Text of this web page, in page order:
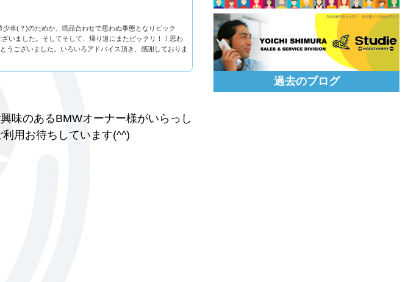
車(？)のためか、現品合わせで思わぬ事態となりビック
いました。そしてそして、帰り道にまたビックリ！！思わ
うございました。いろいろアドバイス頂き、感謝しておりま
味のあるBMWオーナー様がいらっし
用お待ちしています(^^)
過去のブログ